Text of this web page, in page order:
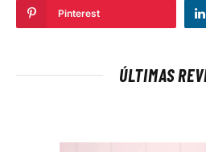
Pinterest
ÚLTIMAS